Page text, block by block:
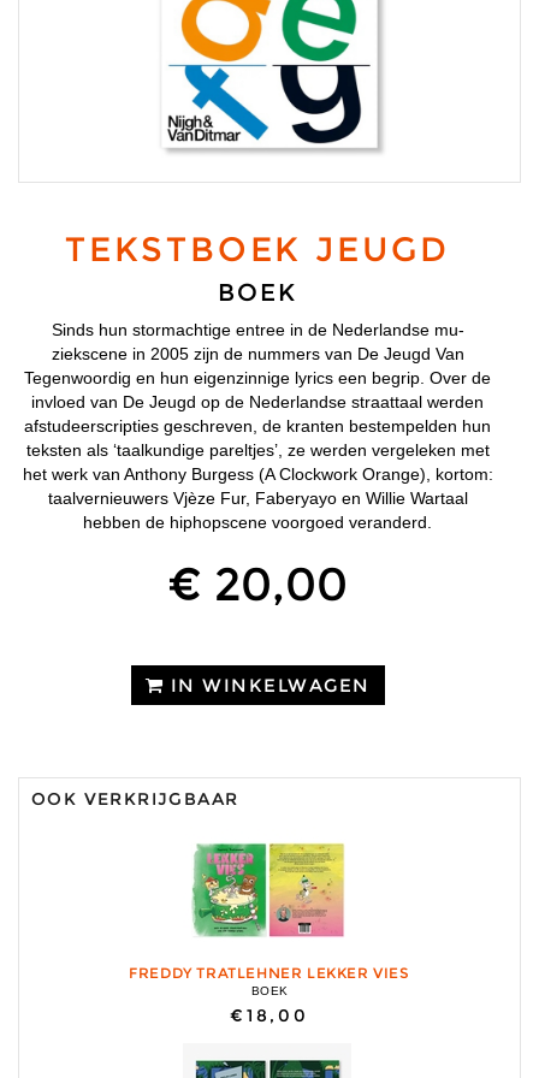
TEKSTBOEK JEUGD
BOEK
Sinds hun stormachtige entree in de Nederlandse mu­
ziekscene in 2005 zijn de nummers van De Jeugd Van
Tegenwoordig en hun eigenzinnige lyrics een begrip. Over de
invloed van De Jeugd op de Nederlandse straattaal werden
afstudeerscripties geschreven, de kranten bestempelden hun
teksten als ‘taalkundige pareltjes’, ze werden vergeleken met
het werk van Anthony Burgess (A Clockwork Orange), kortom:
taalvernieuwers Vjèze Fur, Faberyayo en Willie Wartaal
hebben de hiphopscene voorgoed veranderd.
€ 20,00
IN WINKELWAGEN
OOK VERKRIJGBAAR
FREDDY TRATLEHNER LEKKER VIES
BOEK
€18,00